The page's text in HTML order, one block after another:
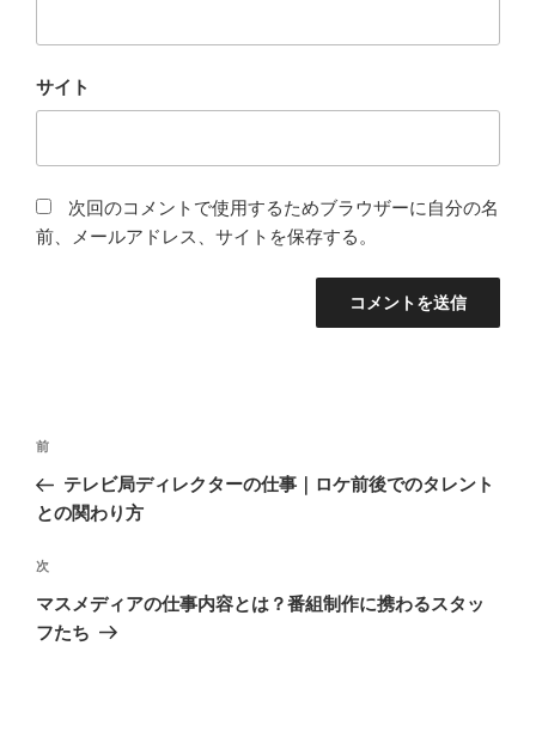
サイト
次回のコメントで使用するためブラウザーに自分の名
前、メールアドレス、サイトを保存する。
投
ナ
ゲ
ー
シ
前
の
投
前
テレビ局ディレクターの仕事｜ロケ前後でのタレント
との関わり方
次
の
投
次
マスメディアの仕事内容とは？番組制作に携わるスタッ
フたち